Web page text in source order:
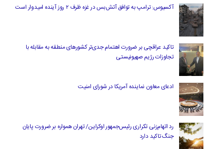
آکسیوس: ترامپ به توافق آتش‌بس در غزه ظرف ۲ روز آینده امیدوار است
تاکید عراقچی بر ضرورت اهتمام جدی‌تر کشورهای منطقه به مقابله با
تجاوزات رژیم صهیونیستی
ادعای معاون نماینده آمریکا در شورای امنیت
رد اتهام‌زنی تکراری رئیس‌جمهور اوکراین/ تهران همواره بر ضرورت پایان
جنگ تاکید دارد